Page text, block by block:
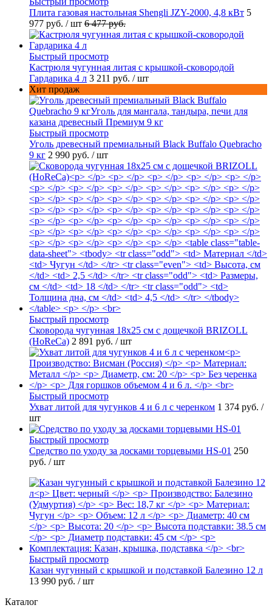
Плита газовая настольная Shengli JZY-2000, 4,8 кВт 5
977 руб. / шт 6 477 руб.
Быстрый просмотр
Кастрюля чугунная литая с крышкой-сковородой
Гардарика 4 л 3 211 руб. / шт
Хит продаж
Быстрый просмотр
Уголь древесный премиальный Black Buffalo Quebracho
9 кг 2 990 руб. / шт
Быстрый просмотр
Сковорода чугунная 18х25 см с дощечкой BRIZOLL
(HoReCa) 2 891 руб. / шт
Быстрый просмотр
Ухват литой для чугунков 4 и 6 л с черенком 1 374 руб. /
шт
Быстрый просмотр
Средство по уходу за досками торцевыми HS-01 250
руб. / шт
Быстрый просмотр
Казан чугунный с крышкой и подставкой Балезино 12 л
13 990 руб. / шт
Каталог